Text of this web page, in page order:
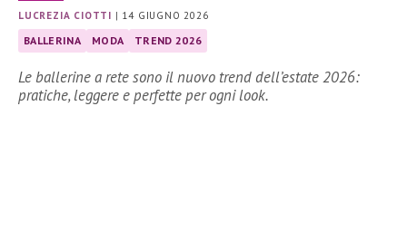
LUCREZIA CIOTTI | 14 GIUGNO 2026
BALLERINA MODA TREND 2026
Le ballerine a rete sono il nuovo trend dell’estate 2026:
pratiche, leggere e perfette per ogni look.